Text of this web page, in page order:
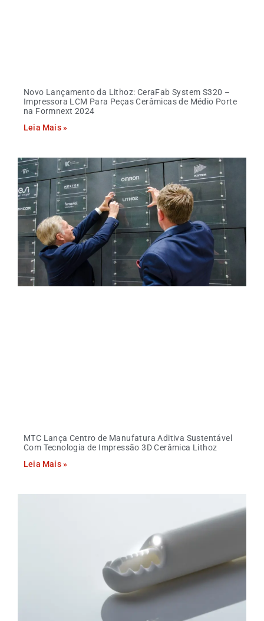
Novo Lançamento da Lithoz: CeraFab System S320 –
Impressora LCM Para Peças Cerâmicas de Médio Porte
na Formnext 2024
Leia Mais »
MTC Lança Centro de Manufatura Aditiva Sustentável
Com Tecnologia de Impressão 3D Cerâmica Lithoz
Leia Mais »